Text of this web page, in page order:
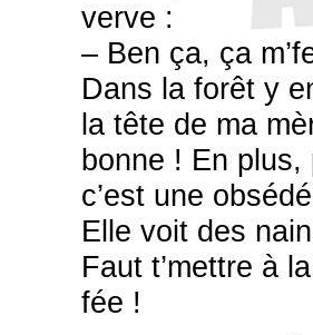
verve :
– Ben ça, ça
Dans la forêt y
la tête de ma
bonne ! En plus,
c’est une
Elle voit des
Faut t’mettre à
fée !